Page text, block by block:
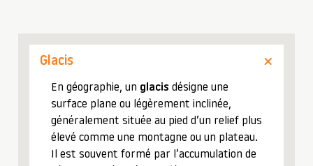
Glacis
En géographie, un glacis désigne une
surface plane ou légèrement inclinée,
généralement située au pied d’un relief plus
élevé comme une montagne ou un plateau.
Il est souvent formé par l’accumulation de